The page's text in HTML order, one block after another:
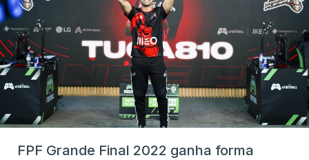
FPF Grande Final 2022 ganha forma